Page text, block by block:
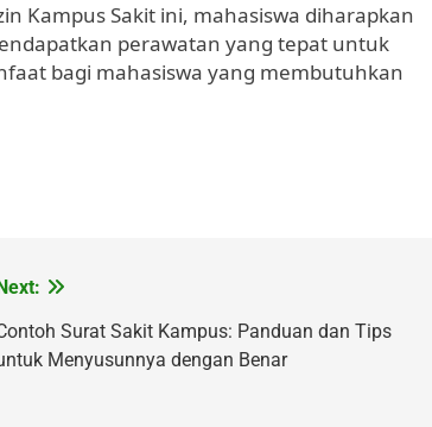
Kampus Sakit ini, mahasiswa diharapkan
perawatan yang tepat untuk
bagi mahasiswa yang membutuhkan
Surat Sakit Kampus: Panduan dan Tips
Menyusunnya dengan Benar